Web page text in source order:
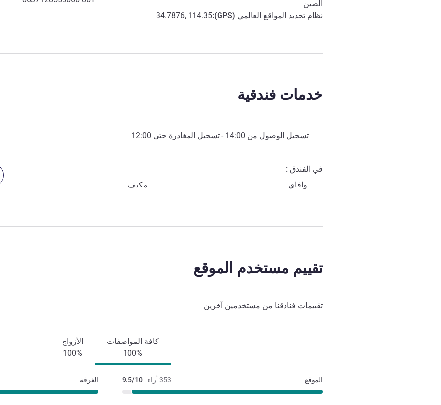
الصين
نظام تحديد المواقع العالمي (GPS
):
34.7876, 114.35
خدمات فندقية
تسجيل الوصول من 14:00 - تسجيل المغادرة حتى 12:00
في الفندق
وافاي
مكيف
تقييم مستخدم الموقع
تقييمات فنادقنا من مستخدمين آخرين
كافة المواصفات
100%
الأزواج
100%
353 أراء 9.5/10 الموقع الغرفة